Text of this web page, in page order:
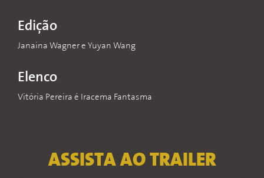
Edição
Janaina Wagner e Yuyan Wang
Elenco
Vitória Pereira é Iracema Fantasma
ASSISTA AO TRAILER